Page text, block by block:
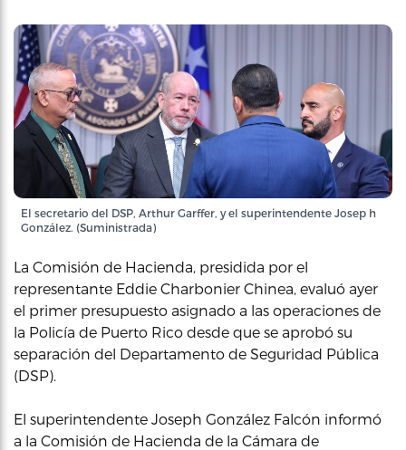
El secretario del DSP, Arthur Garffer, y el superintendente Josep h
González. (Suministrada)
La Comisión de Hacienda, presidida por el
representante Eddie Charbonier Chinea, evaluó ayer
el primer presupuesto asignado a las operaciones de
la Policía de Puerto Rico desde que se aprobó su
separación del Departamento de Seguridad Pública
(DSP).
El superintendente Joseph González Falcón informó
a la Comisión de Hacienda de la Cámara de